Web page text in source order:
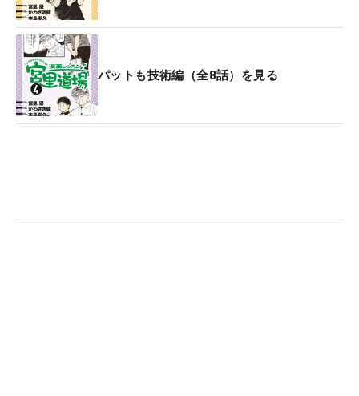
パットも技術編（全8話）を見る